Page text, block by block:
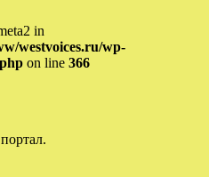
in
westvoices.ru/wp-
on line 366